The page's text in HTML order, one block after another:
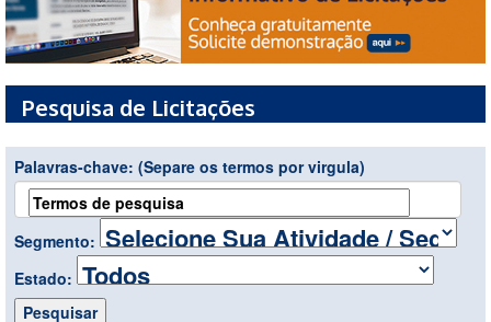
Pesquisa de Licitações
Palavras-chave: (Separe os termos por virgula)
Segmento:
Estado: